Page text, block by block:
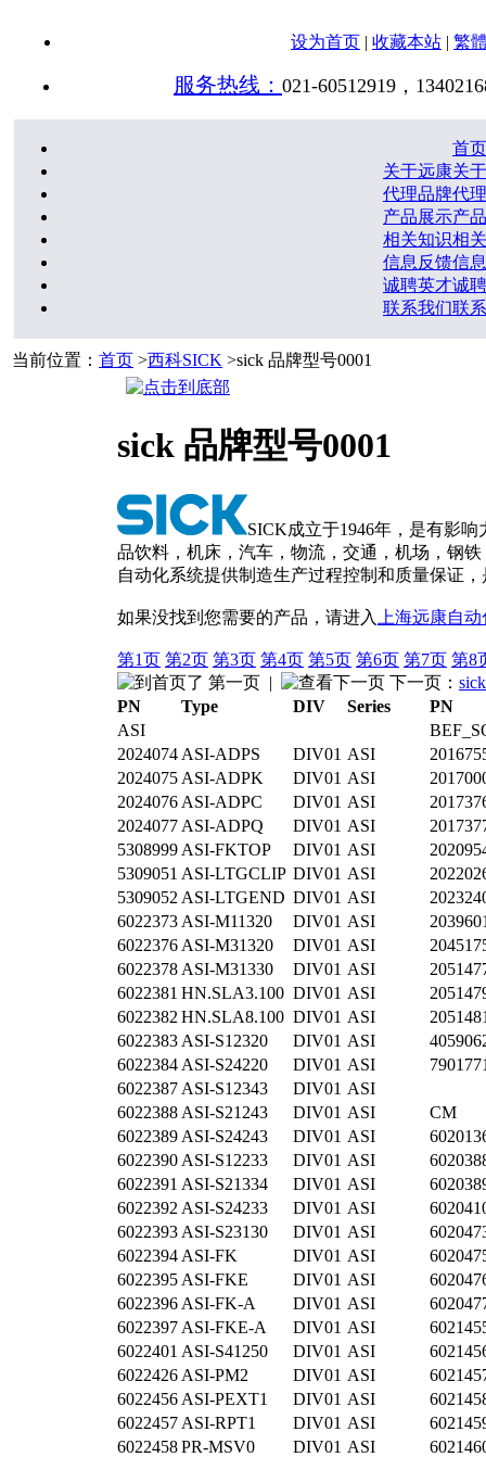
设为首页 | 收藏本站 | 繁
服务热线： 021-60512919，
首页
关于远康关
代理品牌代
产品展示产
相关知识相
信息反馈信
诚聘英才诚
联系我们联
当前位置： 首页 >西科SICK >sick 品牌型号0001
sick 品牌型号0001
SICK成立于1946年，是有影响
品饮料，机床，汽车，物流，交通，机场，钢
自动化系统提供制造生产过程控制和质量保证
如果没找到您需要的产品，请进入 上海远康自
第1页 第2页 第3页 第4页 第5页 第6页 第7页 第8
第一页 | 下一页：
PN
Type DIV Series
PN
ASI
2024074 ASI-ADPS DIV01 ASI
2024075 ASI-ADPK DIV01 ASI
2024076 ASI-ADPC DIV01 ASI
2024077 ASI-ADPQ DIV01 ASI
5308999 ASI-FKTOP DIV01 ASI
5309051 ASI-LTGCLIP DIV01 ASI
5309052 ASI-LTGEND DIV01 ASI
6022373 ASI-M11320 DIV01 ASI
6022376 ASI-M31320 DIV01 ASI
6022378 ASI-M31330 DIV01 ASI
6022381 HN.SLA3.100 DIV01 ASI
6022382 HN.SLA8.100 DIV01 ASI
6022383 ASI-S12320 DIV01 ASI
6022384 ASI-S24220 DIV01 ASI
6022387 ASI-S12343 DIV01 ASI
6022388 ASI-S21243 DIV01 ASI
CM
6022389 ASI-S24243 DIV01 ASI
6022390 ASI-S12233 DIV01 ASI
6022391 ASI-S21334 DIV01 ASI
6022392 ASI-S24233 DIV01 ASI
6022393 ASI-S23130 DIV01 ASI
6022394 ASI-FK DIV01 ASI
6022395 ASI-FKE DIV01 ASI
6022396 ASI-FK-A DIV01 ASI
6022397 ASI-FKE-A DIV01 ASI
6022401 ASI-S41250 DIV01 ASI
6022426 ASI-PM2 DIV01 ASI
6022456 ASI-PEXT1 DIV01 ASI
6022457 ASI-RPT1 DIV01 ASI
6022458PR-MSV0 DIV01 ASI